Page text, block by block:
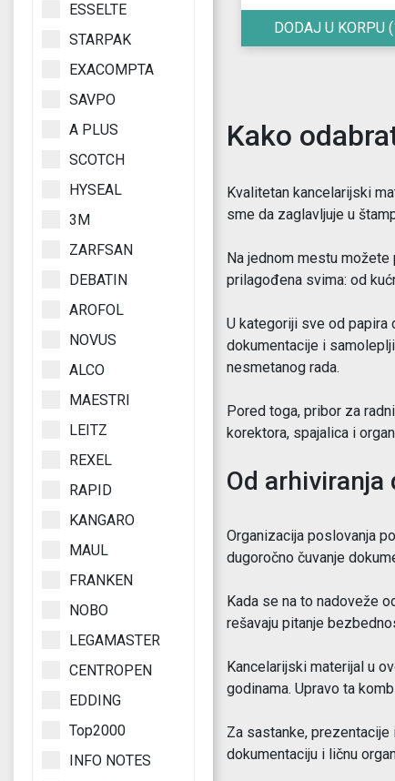
ESSELTE
STARPAK
EXACOMPTA
SAVPO
A PLUS
SCOTCH
HYSEAL
3M
ZARFSAN
DEBATIN
AROFOL
NOVUS
ALCO
MAESTRI
LEITZ
REXEL
RAPID
KANGARO
MAUL
FRANKEN
NOBO
LEGAMASTER
CENTROPEN
EDDING
Top2000
INFO NOTES
DODAJ U KORPU
Kako
Kvalitetan kancelarijski
sme da zaglavljuje u
Na jednom mestu
prilagođena svima: od
U kategoriji sve od
dokumentacije i
nesmetanog rada.
Pored toga, pribor za
korektora, spajalica i
Od
Organizacija poslovanja
dugoročno čuvanje
Kada se na to nadoveže
rešavaju pitanje
Kancelarijski materijal u
godinama. Upravo ta
Za sastanke,
dokumentaciju i ličnu